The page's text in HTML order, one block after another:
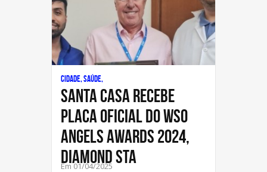
Cidade, Saúde,
Santa Casa recebe
placa oficial do WSO
Angels Awards 2024,
Diamond Sta
Em 01/04/2025